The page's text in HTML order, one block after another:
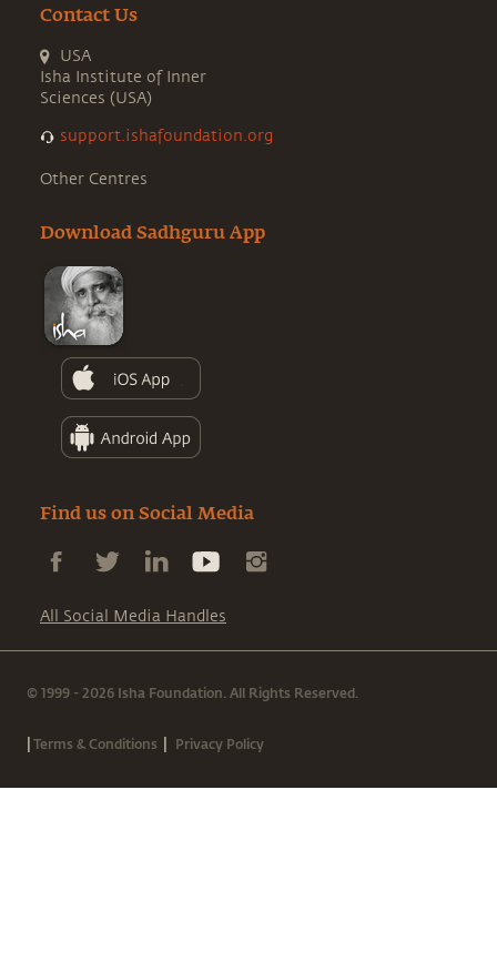
Contact Us
USA
Isha Institute of Inner
Sciences (USA)
support.ishafoundation.org
Other Centres
Download Sadhguru App
Find us on Social Media
All Social Media Handles
© 1999 - 2026 Isha Foundation. All Rights Reserved.
|Terms & Conditions | Privacy Policy